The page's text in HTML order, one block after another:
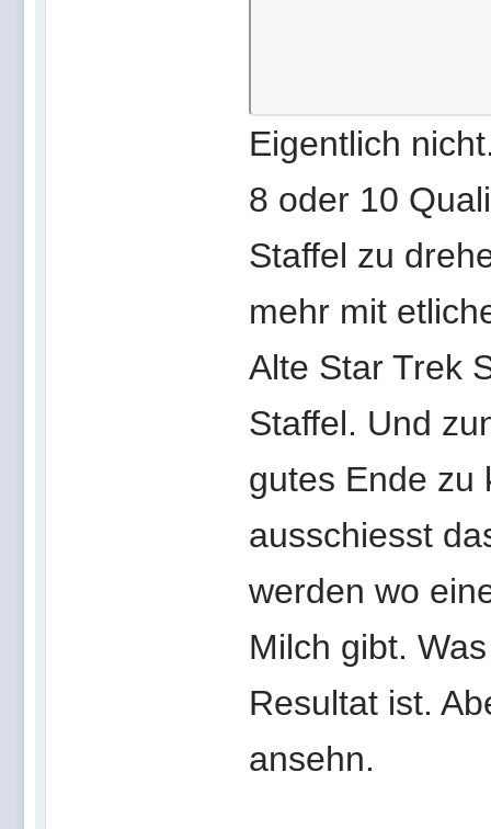
Eigentlich
8 oder 10
Staffel zu
mehr mit
Alte Star Trek
Staffel. Und
gutes Ende zu
ausschiesst
werden wo
Milch gibt.
Resultat ist.
ansehn.